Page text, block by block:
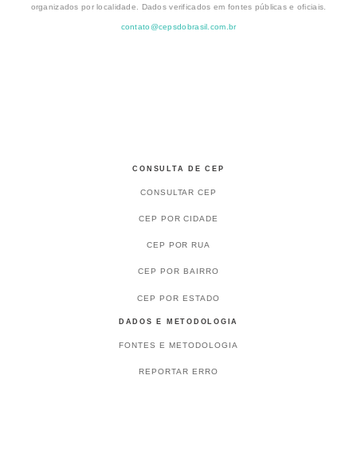
organizados por localidade. Dados verificados em fontes públicas e oficiais.
contato@cepsdobrasil.com.br
CONSULTA DE CEP
CONSULTAR CEP
CEP POR CIDADE
CEP POR RUA
CEP POR BAIRRO
CEP POR ESTADO
DADOS E METODOLOGIA
FONTES E METODOLOGIA
REPORTAR ERRO